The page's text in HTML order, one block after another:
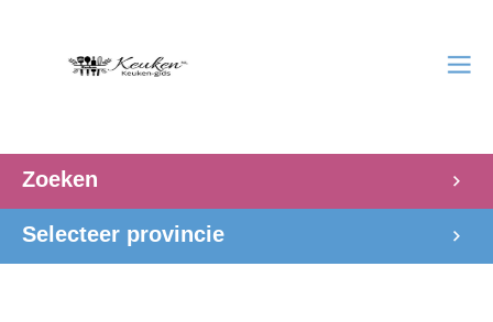
Zoeken
Selecteer provincie